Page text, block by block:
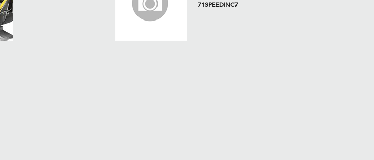
71SPEEDINC7